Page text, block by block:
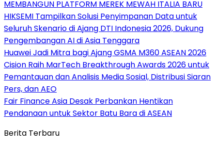
MEMBANGUN PLATFORM MEREK MEWAH ITALIA BARU
HIKSEMI Tampilkan Solusi Penyimpanan Data untuk
Seluruh Skenario di Ajang DTI Indonesia 2026, Dukung
Pengembangan AI di Asia Tenggara
Huawei Jadi Mitra bagi Ajang GSMA M360 ASEAN 2026
Cision Raih MarTech Breakthrough Awards 2026 untuk
Pemantauan dan Analisis Media Sosial, Distribusi Siaran
Pers, dan AEO
Fair Finance Asia Desak Perbankan Hentikan
Pendanaan untuk Sektor Batu Bara di ASEAN
Berita Terbaru